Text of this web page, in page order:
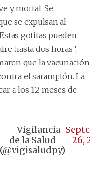
y mortal. Se
se expulsan al
gotitas pueden
hasta dos horas”,
que la vacunación
el sarampión. La
a los 12 meses de
— Vigilancia
de la Salud
(@vigisaludpy)
26,